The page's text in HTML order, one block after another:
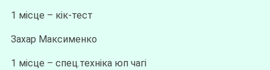
1 місце – кік-тест
Захар Максименко
1 місце – спец.техніка юп чагі